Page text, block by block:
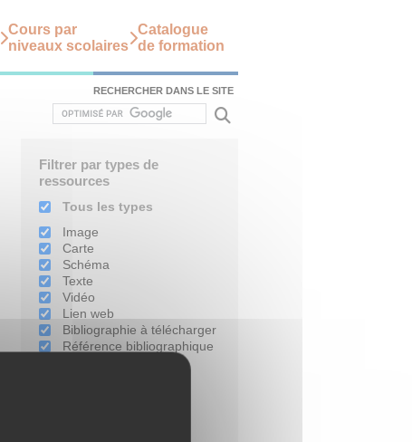
Cours par
niveaux scolaires
Catalogue
de formation
RECHERCHER DANS LE SITE
Filtrer par types de
ressources
Tous les types
Image
Carte
Schéma
Texte
Vidéo
Lien web
Bibliographie à télécharger
Référence bibliographique